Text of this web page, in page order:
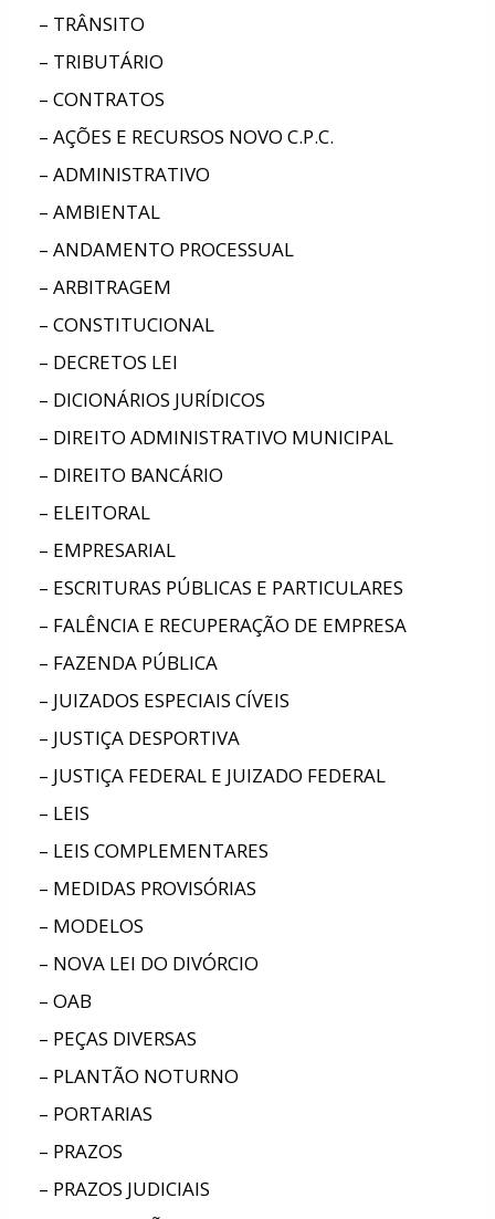
– TRÂNSITO
– TRIBUTÁRIO
– CONTRATOS
– AÇÕES E RECURSOS NOVO C.P.C.
– ADMINISTRATIVO
– AMBIENTAL
– ANDAMENTO PROCESSUAL
– ARBITRAGEM
– CONSTITUCIONAL
– DECRETOS LEI
– DICIONÁRIOS JURÍDICOS
– DIREITO ADMINISTRATIVO MUNICIPAL
– DIREITO BANCÁRIO
– ELEITORAL
– EMPRESARIAL
– ESCRITURAS PÚBLICAS E PARTICULARES
– FALÊNCIA E RECUPERAÇÃO DE EMPRESA
– FAZENDA PÚBLICA
– JUIZADOS ESPECIAIS CÍVEIS
– JUSTIÇA DESPORTIVA
– JUSTIÇA FEDERAL E JUIZADO FEDERAL
– LEIS
– LEIS COMPLEMENTARES
– MEDIDAS PROVISÓRIAS
– MODELOS
– NOVA LEI DO DIVÓRCIO
– OAB
– PEÇAS DIVERSAS
– PLANTÃO NOTURNO
– PORTARIAS
– PRAZOS
– PRAZOS JUDICIAIS